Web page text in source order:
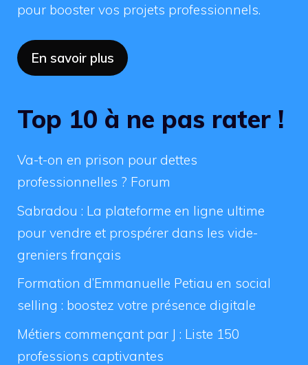
pour booster vos projets professionnels.
En savoir plus
Top 10 à ne pas rater !
Va-t-on en prison pour dettes
professionnelles ? Forum
Sabradou : La plateforme en ligne ultime
pour vendre et prospérer dans les vide-
greniers français
Formation d’Emmanuelle Petiau en social
selling : boostez votre présence digitale
Métiers commençant par J : Liste 150
professions captivantes